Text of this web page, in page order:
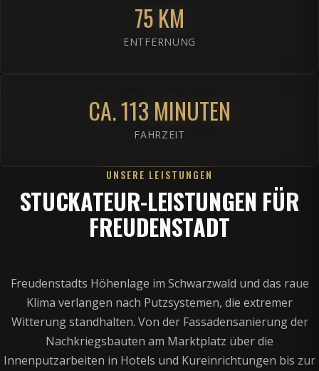
75 KM
ENTFERNUNG
CA. 113 MINUTEN
FAHRZEIT
UNSERE LEISTUNGEN
STUCKATEUR-LEISTUNGEN FÜR
FREUDENSTADT
Freudenstadts Höhenlage im Schwarzwald und das raue
Klima verlangen nach Putzsystemen, die extremer
Witterung standhalten. Von der Fassadensanierung der
Nachkriegsbauten am Marktplatz über die
Innenputzarbeiten in Hotels und Kureinrichtungen bis zur